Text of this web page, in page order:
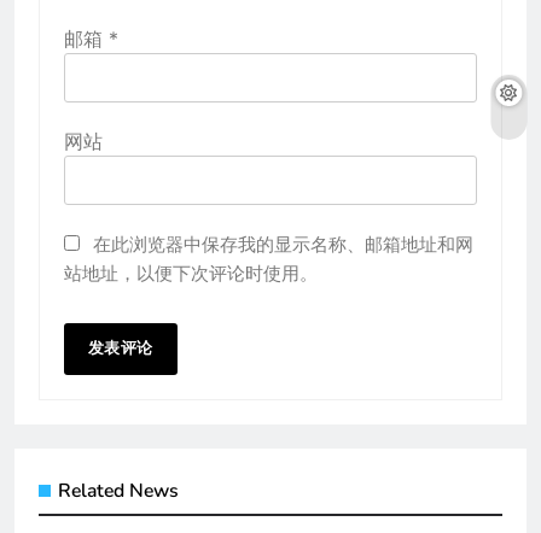
邮箱 *
网站
在此浏览器中保存我的显示名称、邮箱地址和网
站地址，以便下次评论时使用。
Related News